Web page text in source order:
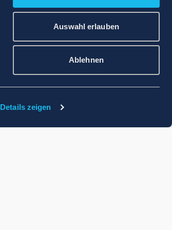
Details zeigen
Auswahl erlauben
Ablehnen